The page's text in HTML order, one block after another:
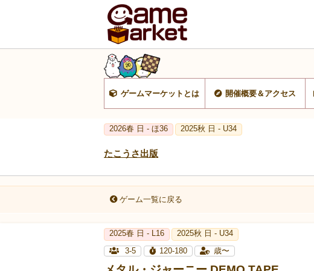
ゲームマーケットとは 開催概要＆アクセス
2026春 日 - ほ36 2025秋 日 - U34
たこうさ出版
ゲーム一覧に戻る
2025春 日 - L16
2025秋 日 - U34
3-5
120-180 歳〜